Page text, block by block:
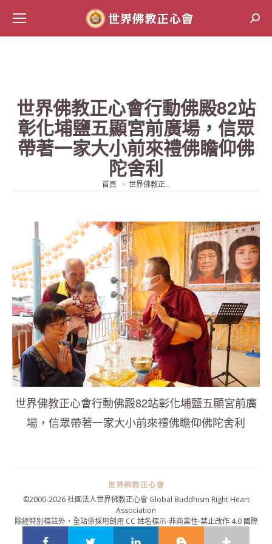
世界佛教正心會行動佛殿82站
彰化埔鹽五顯宮前廣場，信眾
帶著一家大小前來禮佛瞻仰佛
陀舍利
當前位置:
首頁 世界佛教正...
世界佛教正心會行動佛殿82站彰化埔鹽五顯宮前廣
場，信眾帶著一家大小前來禮佛瞻仰佛陀舍利
©2000-2026 社團法人世界佛教正心會 Global Buddhism Right Heart
Association
除經特別標註外，全站係採用創用 CC 姓名標示-非商業性-禁止改作 4.0 國際